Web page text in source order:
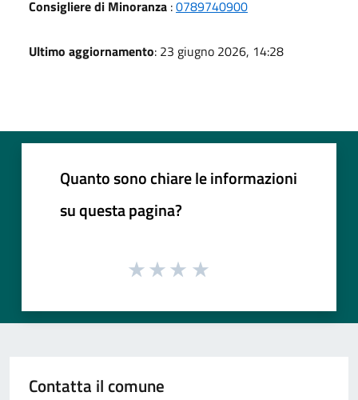
Consigliere di Minoranza :0789740900
Ultimo aggiornamento: 23 giugno 2026, 14:28
Quanto sono chiare le informazioni
su questa pagina?
Contatta il comune